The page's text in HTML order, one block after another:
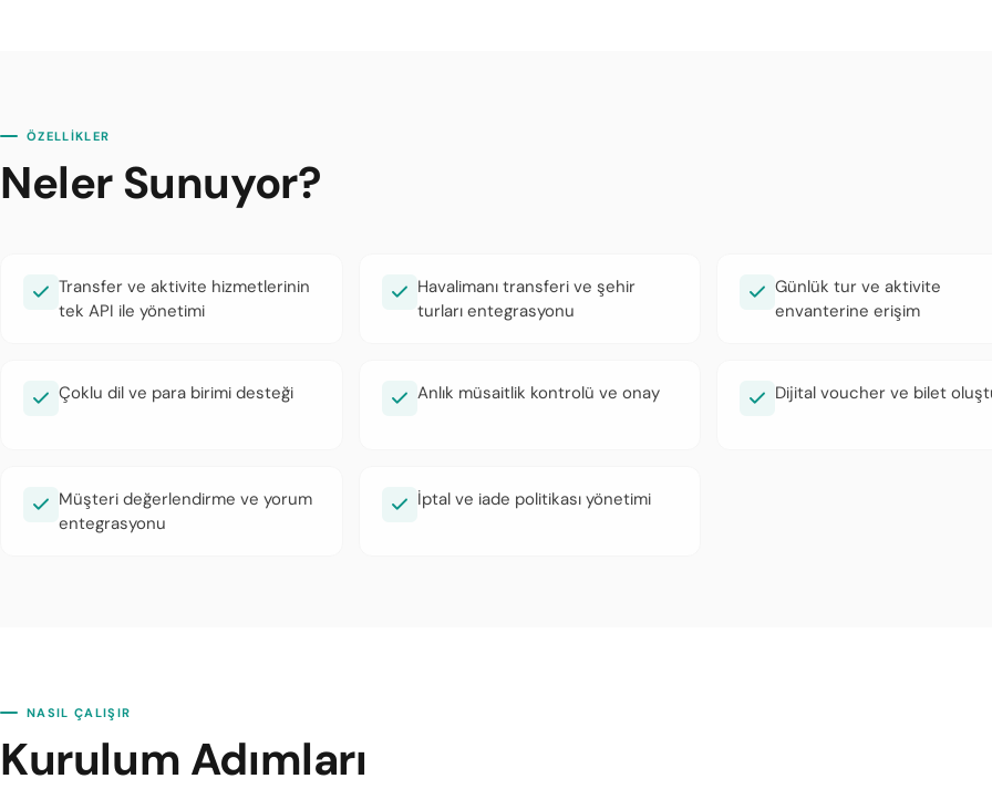
ÖZELLİKLER
Neler Sunuyor?
Transfer ve aktivite hizmetlerinin
tek API ile yönetimi
Havalimanı transferi ve şehir
turları entegrasyonu
Günlük tur ve aktivite
envanterine erişim
Çoklu dil ve para birimi desteği Anlık müsaitlik kontrolü ve onay Dijital voucher ve bilet
Müşteri değerlendirme ve yorum
entegrasyonu
İptal ve iade politikası yönetimi
NASIL ÇALIŞIR
Kurulum Adımları